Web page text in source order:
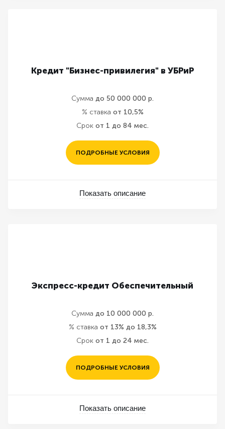
Кредит "Бизнес-привилегия" в УБРиР
Сумма до 50 000 000 р.
% ставка от 10,5%
Срок от 1 до 84 мес.
ПОДРОБНЫЕ УСЛОВИЯ
Показать описание
Экспресс-кредит Обеспечительный
Сумма до 10 000 000 р.
% ставка от 13% до 18,3%
Срок от 1 до 24 мес.
ПОДРОБНЫЕ УСЛОВИЯ
Показать описание